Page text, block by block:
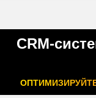
CRM-